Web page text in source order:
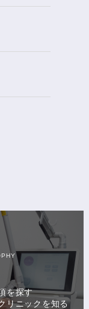
を探す
リニックを知る